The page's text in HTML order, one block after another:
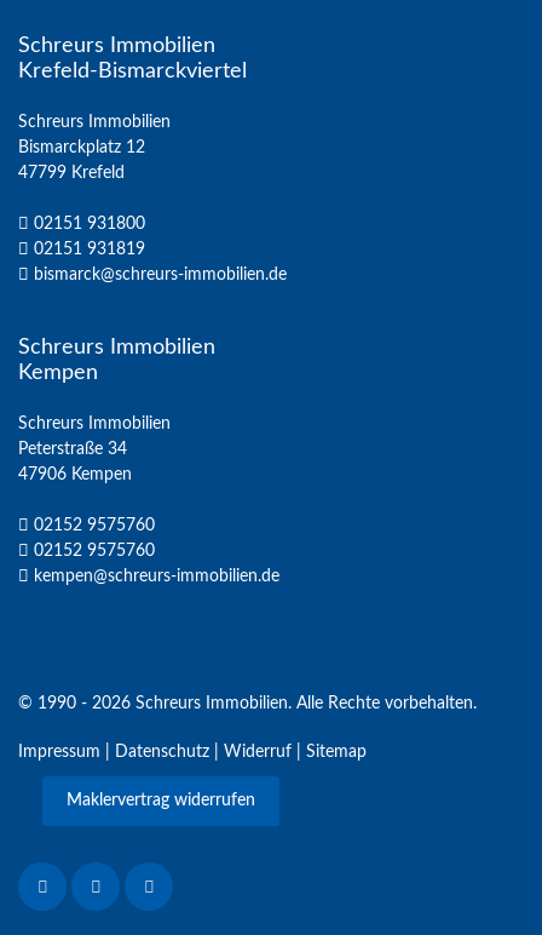
Schreurs Immobilien
Krefeld-Bismarckviertel
Schreurs Immobilien
Bismarckplatz 12
47799 Krefeld
02151 931800
02151 931819
bismarck@schreurs-immobilien.de
Schreurs Immobilien
Kempen
Schreurs Immobilien
Peterstraße 34
47906 Kempen
02152 9575760
02152 9575760
kempen@schreurs-immobilien.de
© 1990 - 2026 Schreurs Immobilien. Alle Rechte vorbehalten.
Impressum Datenschutz Widerruf Sitemap
Maklervertrag widerrufen